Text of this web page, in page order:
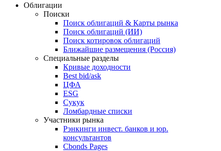
Облигации
Поиски
Поиск облигаций & Карты рынка
Поиск облигаций (ИИ)
Поиск котировок облигаций
Ближайшие размещения (Россия)
Специальные разделы
Кривые доходности
Best bid/ask
ЦФА
ESG
Сукук
Ломбардные списки
Участники рынка
Рэнкинги инвест. банков и юр.
консультантов
Cbonds Pages